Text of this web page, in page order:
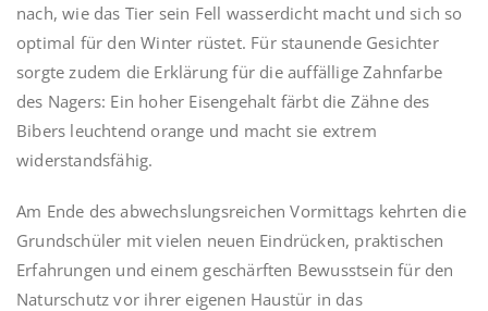
nach, wie das Tier sein Fell wasserdicht macht und sich so
optimal für den Winter rüstet. Für staunende Gesichter
sorgte zudem die Erklärung für die auffällige Zahnfarbe
des Nagers: Ein hoher Eisengehalt färbt die Zähne des
Bibers leuchtend orange und macht sie extrem
widerstandsfähig.
Am Ende des abwechslungsreichen Vormittags kehrten die
Grundschüler mit vielen neuen Eindrücken, praktischen
Erfahrungen und einem geschärften Bewusstsein für den
Naturschutz vor ihrer eigenen Haustür in das